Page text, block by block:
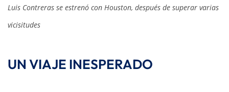
Luis Contreras se estrenó con Houston, después de superar varias
vicisitudes
UN VIAJE INESPERADO